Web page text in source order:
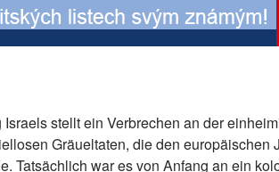
stellt ein Verbrechen an der
Gräueltaten, die den europäischen
Tatsächlich war es von Anfang an ein